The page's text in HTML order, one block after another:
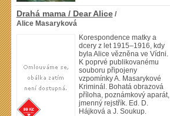
Drahá mama / Dear Alice/
Alice Masaryková
Korespondence matky a
dcery z let 1915–1916, kdy
byla Alice vězněna ve Vídni.
K poprvé publikovanému
souboru připojeny
vzpomínky A. Masarykové
Kriminál. Bohatá obrazová
příloha, poznámkový aparát,
jmenný rejstřík. Ed. D.
Hájková a J. Soukup.